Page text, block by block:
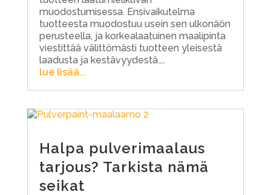
muodostumisessa. Ensivaikutelma
tuotteesta muodostuu usein sen ulkonäön
perusteella, ja korkealaatuinen maalipinta
viestittää välittömästi tuotteen yleisestä
laadusta ja kestävyydestä....
lue lisää...
Halpa pulverimaalaus
tarjous? Tarkista nämä
seikat